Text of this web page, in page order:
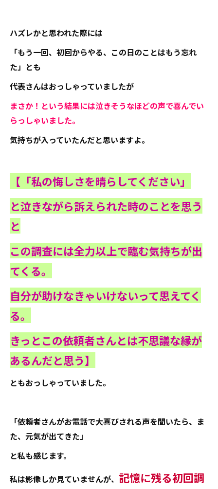
ハズレかと思われた際には
「もう一回、初回からやる、この日のことはもう忘れ
た」とも
代表さんはおっしゃっていましたが
まさか！という結果には泣きそうなほどの声で喜んでい
らっしゃいました。
気持ちが入っていたんだと思いますよ。
【「私の悔しさを晴らしてください」
と泣きながら訴えられた時のことを思う
と
この調査には全力以上で臨む気持ちが出
てくる。
自分が助けなきゃいけないって思えてく
る。
きっとこの依頼者さんとは不思議な縁が
あるんだと思う】
ともおっしゃっていました。
「依頼者さんがお電話で大喜びされる声を聞いたら、ま
た、元気が出てきた」
と私も感じます。
私は影像しか見ていませんが、 記憶に残る初回調